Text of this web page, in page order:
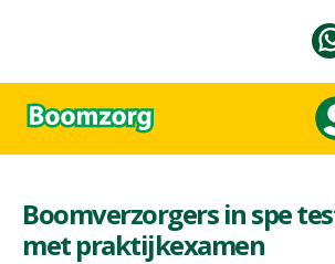
Boomverzorgers in spe
met praktijkexamen